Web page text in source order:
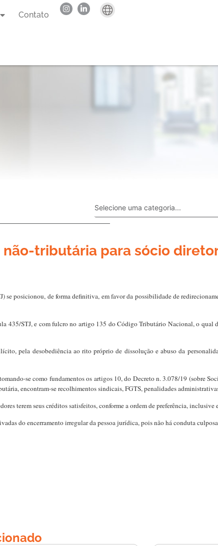
Contato
tributária para sócio
posicionou, de forma definitiva, em favor da possibilidade de
435/STJ, e com fulcro no artigo 135 do Código Tributário Nacional, o qual
pela desobediência ao rito próprio de dissolução e abuso da
se como fundamentos os artigos 10, do Decreto n. 3.078/19 (sobre
encontram-se recolhimentos sindicais, FGTS, penalidades
terem seus créditos satisfeitos, conforme a ordem de preferência, inclusive
do encerramento irregular da pessoa jurídica, pois não há conduta